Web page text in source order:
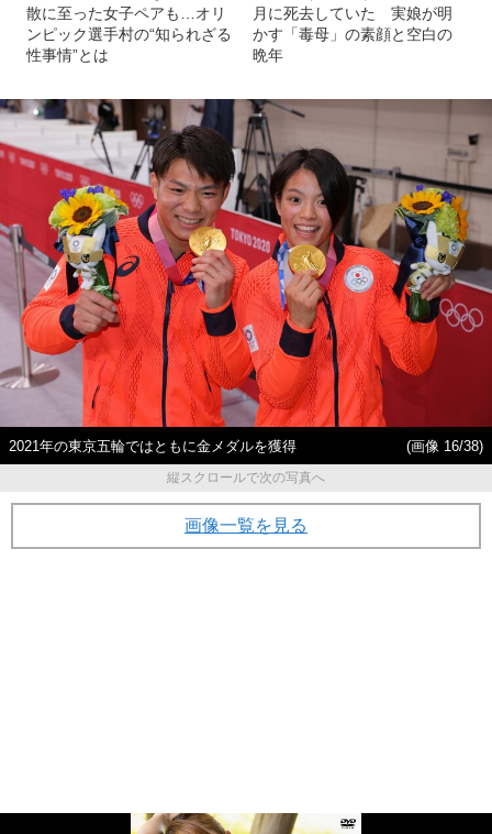
散に至った女子ペアも…オリ
ンピック選手村の“知られざる
性事情”とは
月に死去していた 実娘が明
かす「毒母」の素顔と空白の
晩年
2021年の東京五輪ではともに金メダルを獲得
(画像 16/38)
縦スクロールで次の写真へ
画像一覧を見る